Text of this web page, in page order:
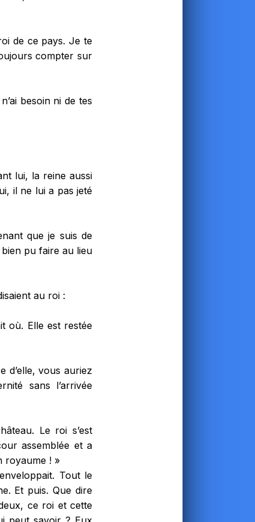
de ce pays. Je te
compter sur
besoin ni de tes
lui, la reine aussi
il ne lui a pas jeté
que je suis de
bien pu faire au lieu
au roi :
où. Elle est restée
d’elle, vous auriez
sans l’arrivée
Le roi s’est
assemblée et a
royaume ! »
Tout le
Et puis. Que dire
ce roi et cette